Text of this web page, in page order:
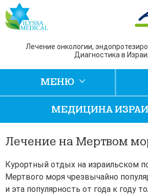
Лечение онкологии,
Диагностика в
МЕНЮ
Лечение на Мертвом
Курортный отдых на израильском
Мертвого моря чрезвычайно
и эта популярность от года к году
МЕДИЦИНА